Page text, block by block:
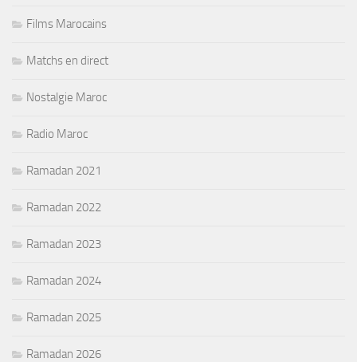
Films Marocains
Matchs en direct
Nostalgie Maroc
Radio Maroc
Ramadan 2021
Ramadan 2022
Ramadan 2023
Ramadan 2024
Ramadan 2025
Ramadan 2026